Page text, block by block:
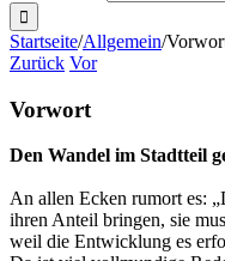
Startseite/Allgemein/
Zurück Vor
Vorwort
Den Wandel im Stadtteil
An allen Ecken rumort es:
ihren Anteil bringen, sie
weil die Entwicklung es